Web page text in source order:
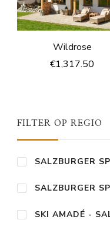
Wildrose
€1,317.50
FILTER OP REGIO
SALZBURGER
SALZBURGER
SKI AMADÉ -